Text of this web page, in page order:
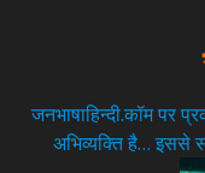
जनभाषाहिन्दी.कॉम पर
अभिव्यक्ति है… इससे